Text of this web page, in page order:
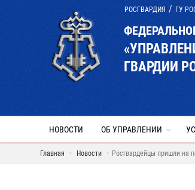
РОСГВАРДИЯ ГУ
ГВАРДИИ
НОВОСТИ ОБ УПРАВЛЕНИИ
Главная Новости Росгвардейцы пришли на